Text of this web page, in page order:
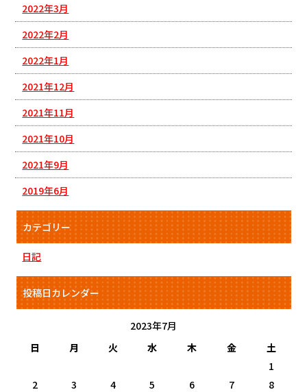
2022年3月
2022年2月
2022年1月
2021年12月
2021年11月
2021年10月
2021年9月
2019年6月
カテゴリー
日記
投稿日カレンダー
2023年7月
日
月 火 水 木 金
土
1
2
3 4 5 6 7 8